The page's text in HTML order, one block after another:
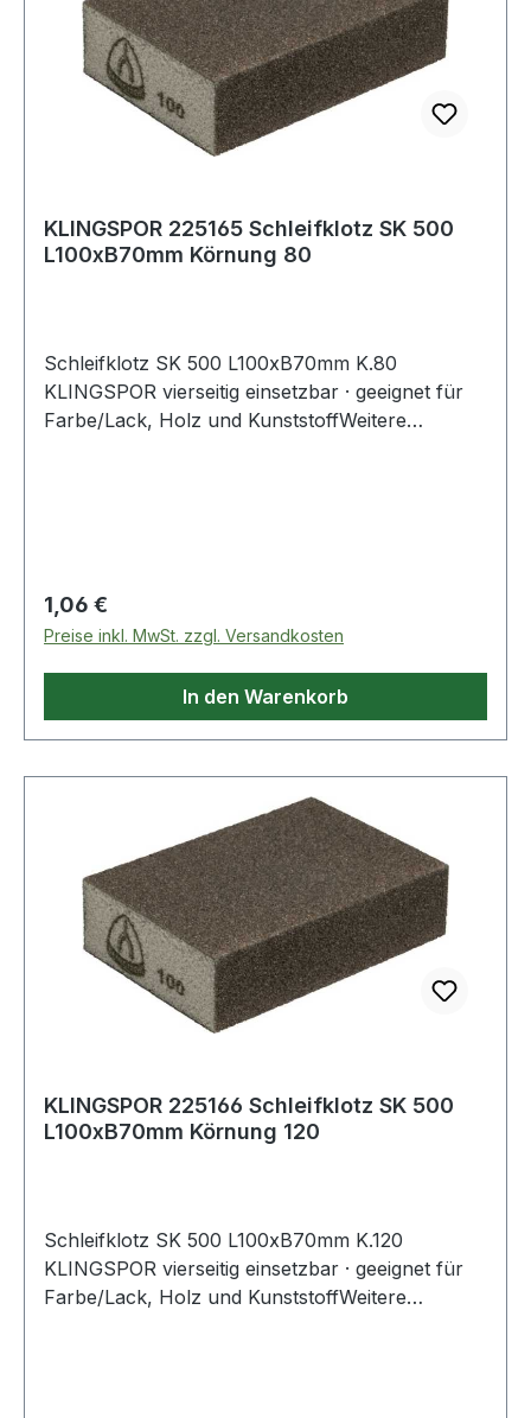
KLINGSPOR 225165 Schleifklotz SK 500
L100xB70mm Körnung 80
Schleifklotz SK 500 L100xB70mm K.80
KLINGSPOR vierseitig einsetzbar · geeignet für
Farbe/Lack, Holz und KunststoffWeitere
Regulärer Preis:
1,06 €
Preise inkl. MwSt. zzgl. Versandkosten
In den Warenkorb
KLINGSPOR 225166 Schleifklotz SK 500
L100xB70mm Körnung 120
Schleifklotz SK 500 L100xB70mm K.120
KLINGSPOR vierseitig einsetzbar · geeignet für
Farbe/Lack, Holz und KunststoffWeitere